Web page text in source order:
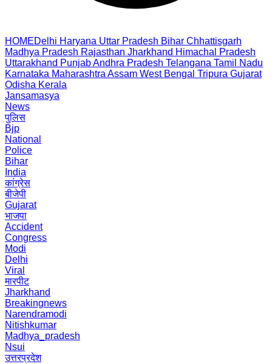
HOMEDelhi Haryana Uttar Pradesh Bihar Chhattisgarh
Madhya Pradesh Rajasthan Jharkhand Himachal Pradesh
Uttarakhand PunjabAndhra Pradesh Telangana Tamil Nadu
Karnataka Maharashtra Assam West Bengal Tripura Gujarat
Odisha Kerala
Jansamasya
News
पुलिस
Bjp
National
Police
Bihar
India
कांग्रेस
बीजेपी
Gujarat
भाजपा
Accident
Congress
Modi
Delhi
Viral
मारपीट
Jharkhand
Breakingnews
Narendramodi
Nitishkumar
Madhya_pradesh
Nsui
उत्तरप्रदेश